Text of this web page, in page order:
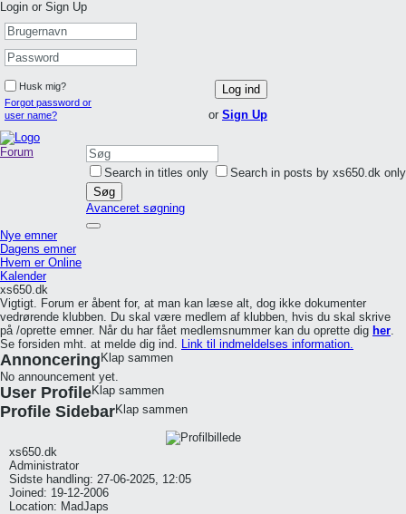
Login or Sign Up
Husk mig? Log ind
Forgot password or
user name?
or Sign Up
Search in titles only
Search in posts by xs650.dk only
Søg
Avanceret søgning
Forum
Nye emner
Dagens emner
Hvem er Online
Kalender
xs650.dk
Vigtigt. Forum er åbent for, at man kan læse alt, dog ikke dokumenter
vedrørende klubben. Du skal være medlem af klubben, hvis du skal skrive
på /oprette emner. Når du har fået medlemsnummer kan du oprette dig her.
Se forsiden mht. at melde dig ind. Link til indmeldelses information.
Annoncering Klap sammen
No announcement yet.
User ProfileKlap sammen
Profile SidebarKlap sammen
xs650.dk
Administrator
Sidste handling: 27-06-2025, 12:05
Joined: 19-12-2006
Location: MadJaps